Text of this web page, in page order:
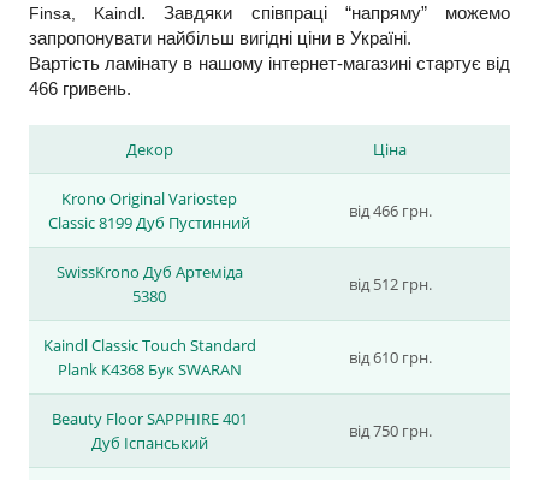
Finsa, Kaindl. Завдяки співпраці “напряму” можемо
запропонувати найбільш вигідні ціни в Україні.
Вартість ламінату в нашому інтернет-магазині стартує від
466 гривень.
Декор Ціна
Krono Original Variostep
Classic 8199 Дуб Пустинний
від 466 грн.
SwissKrono Дуб Артеміда
5380
від 512 грн.
Kaindl Classic Touch Standard
Plank K4368 Бук SWARAN
від 610 грн.
Beauty Floor SAPPHIRE 401
Дуб Іспанський
від 750 грн.